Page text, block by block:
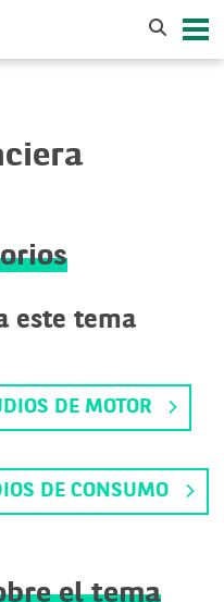
este tema
DE MOTOR
DE CONSUMO
el tema